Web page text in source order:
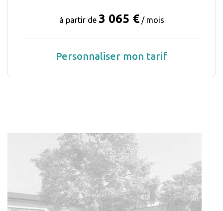
à partir de 3 065 € / mois
Personnaliser mon tarif